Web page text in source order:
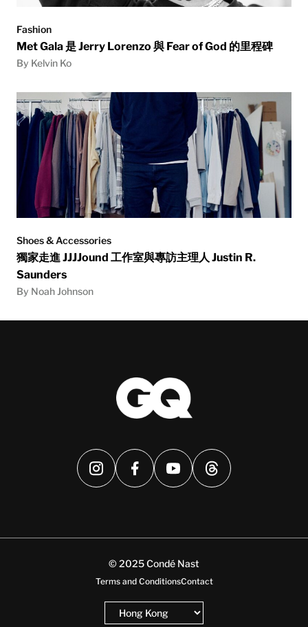
Fashion
Met Gala 是 Jerry Lorenzo 與 Fear of God 的里程碑
By Kelvin Ko
Shoes & Accessories
獨家走進 JJJJound 工作室與專訪主理人 Justin R.
Saunders
By Noah Johnson
© 2025 Condé Nast
Terms and ConditionsContact